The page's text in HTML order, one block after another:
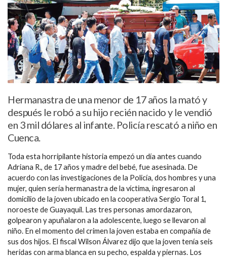
Hermanastra de una menor de 17 años la mató y
después le robó a su hijo recién nacido y le vendió
en 3 mil dólares al infante. Policía rescató a niño en
Cuenca.
Toda esta horripilante historia empezó un día antes cuando
Adriana R., de 17 años y madre del bebé, fue asesinada. De
acuerdo con las investigaciones de la Policía, dos hombres y una
mujer, quien sería hermanastra de la víctima, ingresaron al
domicilio de la joven ubicado en la cooperativa Sergio Toral 1,
noroeste de Guayaquil. Las tres personas amordazaron,
golpearon y apuñalaron a la adolescente, luego se llevaron al
niño. En el momento del crimen la joven estaba en compañía de
sus dos hijos. El fiscal Wilson Álvarez dijo que la joven tenía seis
heridas con arma blanca en su pecho, espalda y piernas. Los